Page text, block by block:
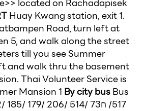
Huay Kwang station, exit 1.
Road, turn left at
5, and walk along the street
till you see Summer
and walk thru the basement
Thai Volunteer Service is
Mansion 1 By city busBus
185/ 179/ 206/ 514/ 73ก /517